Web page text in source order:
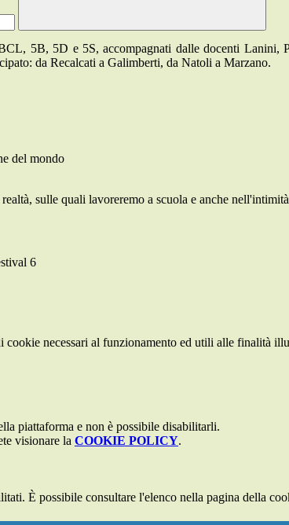
5B, 5D e 5S, accompagnati dalle docenti Lanini,
da Recalcati a Galimberti, da Natoli a Marzano.
del mondo
sulle quali lavoreremo a scuola e anche
necessari al funzionamento ed utili alle finalità
piattaforma e non è possibile disabilitarli.
visionare la COOKIE POLICY.
È possibile consultare l'elenco nella pagina della